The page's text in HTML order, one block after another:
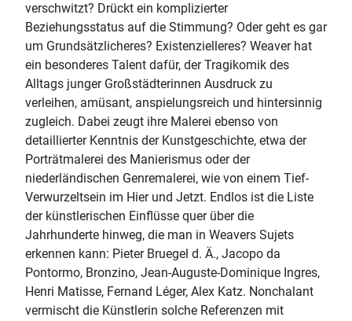
verschwitzt? Drückt ein komplizierter
Beziehungsstatus auf die Stimmung? Oder geht es gar
um Grundsätzlicheres? Existenzielleres? Weaver hat
ein besonderes Talent dafür, der Tragikomik des
Alltags junger Großstädterinnen Ausdruck zu
verleihen, amüsant, anspielungsreich und hintersinnig
zugleich. Dabei zeugt ihre Malerei ebenso von
detaillierter Kenntnis der Kunstgeschichte, etwa der
Porträtmalerei des Manierismus oder der
niederländischen Genremalerei, wie von einem Tief-
Verwurzeltsein im Hier und Jetzt. Endlos ist die Liste
der künstlerischen Einflüsse quer über die
Jahrhunderte hinweg, die man in Weavers Sujets
erkennen kann: Pieter Bruegel d. Ä., Jacopo da
Pontormo, Bronzino, Jean-Auguste-Dominique Ingres,
Henri Matisse, Fernand Léger, Alex Katz. Nonchalant
vermischt die Künstlerin solche Referenzen mit